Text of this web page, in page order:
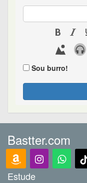
Sou burro!
Bastter.com
Estude